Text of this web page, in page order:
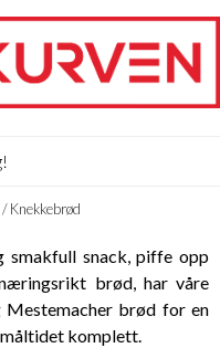
/ Knekkebrød
smakfull snack, piffe opp
brød, har våre
Mestemacher brød for en
komplett.